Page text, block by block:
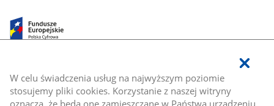
W celu świadczenia usług na najwyższym poziomie
stosujemy pliki cookies. Korzystanie z naszej witryny
oznacza, że będą one zamieszczane w Państwa urządzeniu.